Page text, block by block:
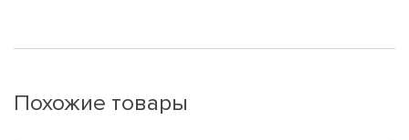
Похожие товары